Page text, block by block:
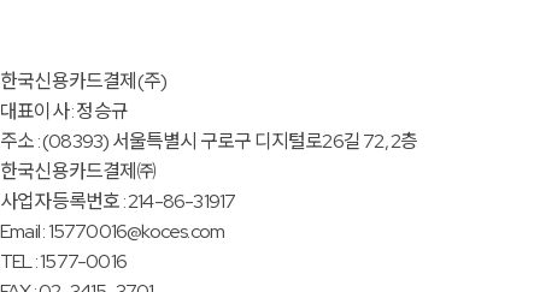
한국신용카드결제(주)
대표이사 : 정승규
주소 : (08393) 서울특별시 구로구 디지털로26길 72, 2층
한국신용카드결제㈜
사업자등록번호 : 214-86-31917
Email : 15770016@koces.com
TEL : 1577-0016